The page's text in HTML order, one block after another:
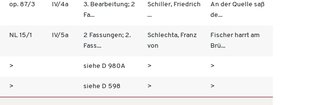
op. 87/3 IV/4a
3. Bearbeitung; 2
Fa...
Schiller, Friedrich
...
An der Quelle saß
de...
NL 15/1 IV/5a
2 Fassungen; 2.
Fass...
Schlechta, Franz
von
Fischer harrt am
Brü...
> siehe D 980A > >
> siehe D 598 > >